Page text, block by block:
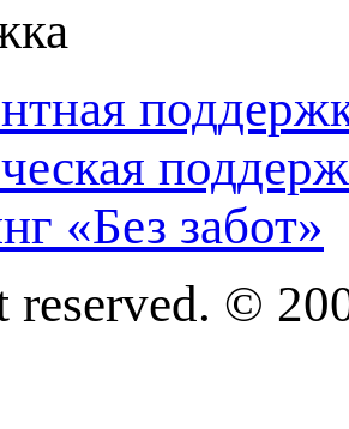
«Без забот»
©